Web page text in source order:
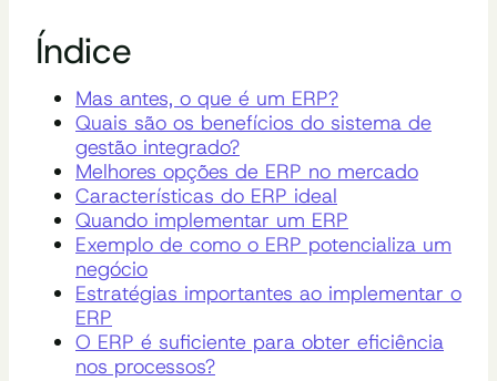
Índice
Mas antes, o que é um ERP?
Quais são os benefícios do sistema de
gestão integrado?
Melhores opções de ERP no mercado
Características do ERP ideal
Quando implementar um ERP
Exemplo de como o ERP potencializa um
negócio
Estratégias importantes ao implementar o
ERP
O ERP é suficiente para obter eficiência
nos processos?